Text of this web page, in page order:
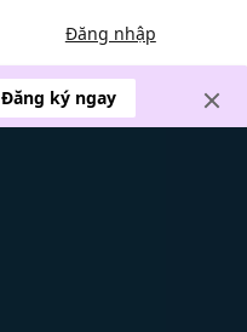
Đăng nhập
Đăng ký ngay